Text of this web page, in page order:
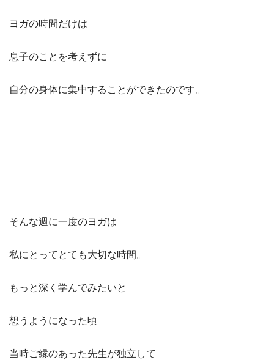
ヨガの時間だけは
息子のことを考えずに
自分の身体に集中することができたのです。
そんな週に一度のヨガは
私にとってとても大切な時間。
もっと深く学んでみたいと
想うようになった頃
当時ご縁のあった先生が独立して